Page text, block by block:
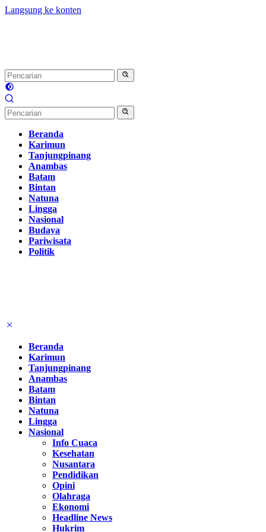
Langsung ke konten
Beranda
Karimun
Tanjungpinang
Anambas
Batam
Bintan
Natuna
Lingga
Nasional
Budaya
Pariwisata
Politik
Beranda
Karimun
Tanjungpinang
Anambas
Batam
Bintan
Natuna
Lingga
Nasional
Info Cuaca
Kesehatan
Nusantara
Pendidikan
Opini
Olahraga
Ekonomi
Headline News
Hukrim